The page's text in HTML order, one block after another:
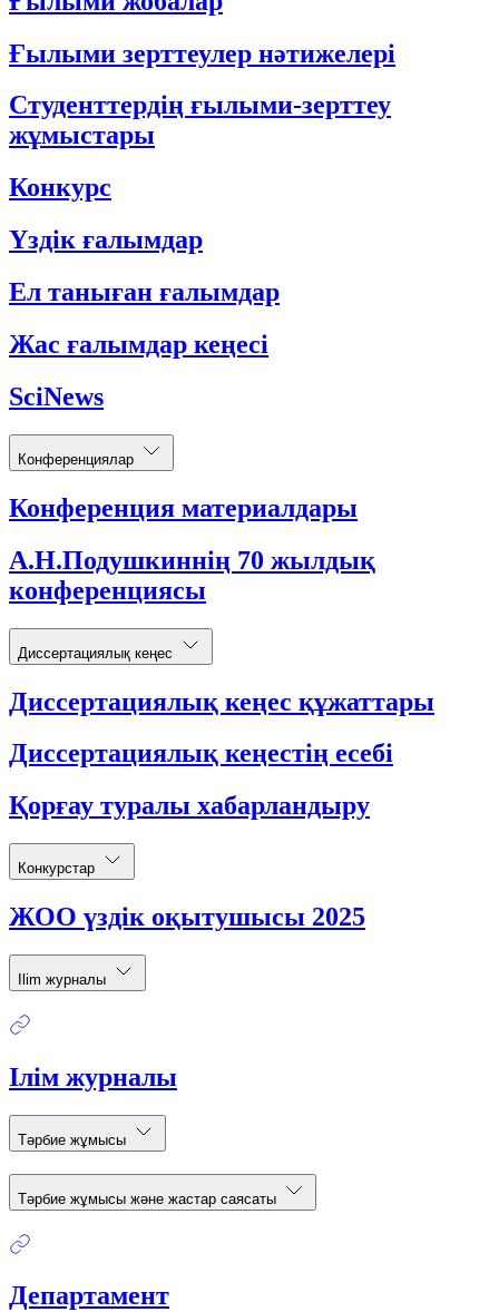
Ғылыми зерттеулер нәтижелері
Студенттердің ғылыми-зерттеу
жұмыстары
Конкурс
Үздік ғалымдар
Ел таныған ғалымдар
Жас ғалымдар кеңесі
SciNews
Конференциялар
Конференция материалдары
А.Н.Подушкиннің 70 жылдық
конференциясы
Диссертациялық кеңес
Диссертациялық кеңес құжаттары
Диссертациялық кеңестің есебі
Қорғау туралы хабарландыру
Конкурстар
ЖОО үздік оқытушысы 2025
Ilim журналы
Ілім журналы
Тәрбие жұмысы
Тәрбие жұмысы және жастар саясаты
Департамент